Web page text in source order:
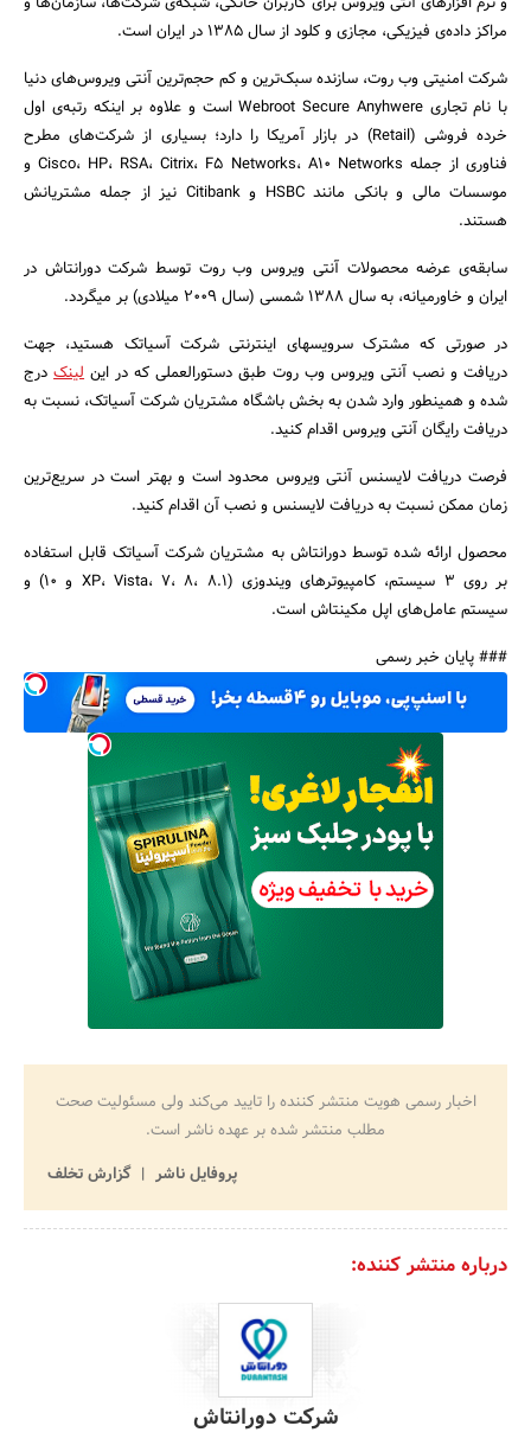
جستجو
مراکز داده‌ی فیزیکی، مجازی و کلود از سال 1385 در ایران است.
شرکت امنیتی وب روت، سازنده سبک‌ترین و کم حجم‌ترین آنتی ویروس‌های دنیا
با نام تجاری Webroot Secure Anyhwere است و علاوه بر اینکه رتبه‌ی اول
خرده فروشی (Retail‌) در بازار آمریکا را دارد؛ بسیاری از شرکت‌های مطرح
فناوری از جمله Cisco، HP، RSA، Citrix، F5 Networks، A10 Networks و
موسسات مالی و بانکی مانند HSBC و Citibank نیز از جمله مشتریانش
هستند.
سابقه‌ی عرضه محصولات آنتی ویروس وب روت توسط شرکت دورانتاش در
ایران و خاورمیانه، به سال 1388 شمسی (سال 2009 میلادی) بر میگردد.
در صورتی که مشترک سرویسهای اینترنتی شرکت آسیاتک هستید، جهت
دریافت و نصب آنتی ویروس وب روت طبق دستورالعملی که در این لینکدرج
شده و همینطور وارد شدن به بخش باشگاه مشتریان شرکت آسیاتک، نسبت به
دریافت رایگان آنتی ویروس اقدام کنید.
فرصت دریافت لایسنس آنتی ویروس محدود است و بهتر است در سریع‌ترین
زمان ممکن نسبت به دریافت لایسنس و نصب آن اقدام کنید.
محصول ارائه شده توسط دورانتاش به مشتریان شرکت آسیاتک قابل استفاده
بر روی 3 سیستم، کامپیوترهای ویندوزی (XP، Vista، 7، 8، 8.1 و 10) و
سیستم عامل‌های اپل مکینتاش است.
### پایان خبر رسمی
اخبار رسمی هویت منتشر کننده را تایید می‌کند ولی مسئولیت صحت
مطلب منتشر شده بر عهده ناشر است.
پروفایل ناشر
گزارش تخلف
درباره منتشر کننده:
شرکت دورانتاش